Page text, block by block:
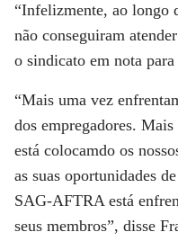
“Infelizmente, ao longo
não conseguiram
o sindicato em nota
“Mais uma vez
dos empregadores.
está colocamdo os
as suas oportunidades
SAG-AFTRA está
seus membros”, disse